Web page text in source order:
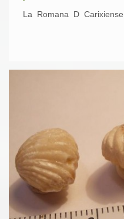
La Romana D Carixiense